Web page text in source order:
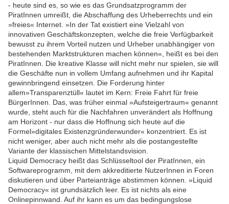
- heute sind es, so wie es das Grundsatzprogramm der
PiratInnen umreißt, die Abschaffung des Urheberrechts und ein
»freies« Internet. »In der Tat existiert eine Vielzahl von
innovativen Geschäftskonzepten, welche die freie Verfügbarkeit
bewusst zu ihrem Vorteil nutzen und Urheber unabhängiger von
bestehenden Marktstrukturen machen können«, heißt es bei den
PiratInnen. Die kreative Klasse will nicht mehr nur spielen, sie will
die Geschäfte nun in vollem Umfang aufnehmen und ihr Kapital
gewinnbringend einsetzen. Die Forderung hinter
allem»Transparenztüll« lautet im Kern: Freie Fahrt für freie
BürgerInnen. Das, was früher einmal »Aufsteigertraum« genannt
wurde, steht auch für die Nachfahren unverändert als Hoffnung
am Horizont - nur dass die Hoffnung sich heute auf die
Formel»digitales Existenzgründerwunder« konzentriert. Es ist
nicht weniger, aber auch nicht mehr als die postangestellte
Variante der klassischen Mittelstandsvision.
Liquid Democracy heißt das Schlüsseltool der PiratInnen, ein
Softwareprogramm, mit dem akkreditierte NutzerInnen in Foren
diskutieren und über Parteianträge abstimmen können. »Liquid
Democracy« ist grundsätzlich leer. Es ist nichts als eine
Onlinepinnwand. Auf ihr kann es um das bedingungslose